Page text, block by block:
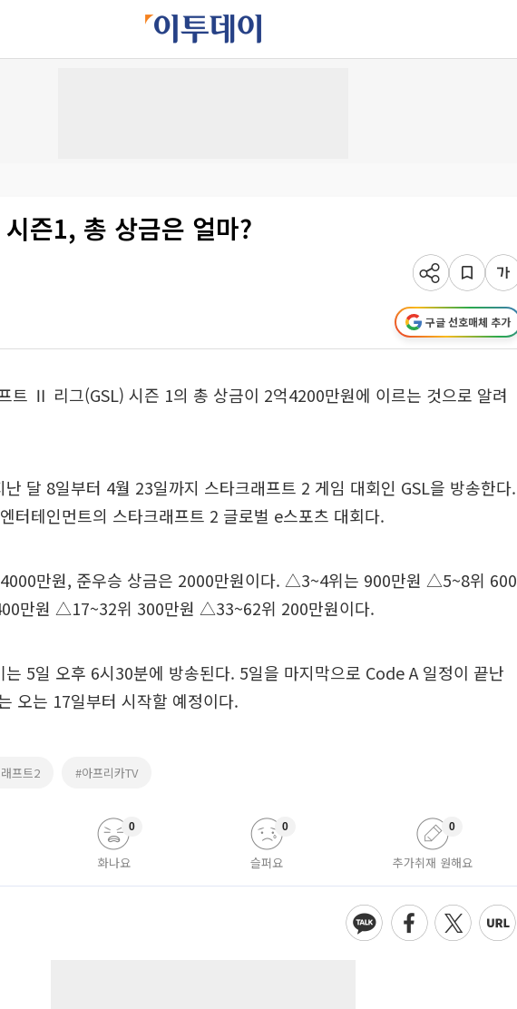
즌1, 총 상금은 얼마?
구글 선호매체 추가
트 Ⅱ 리그(GSL) 시즌 1의 총 상금이 2억4200만원에 이르는 것으로 알려
난 달 8일부터 4월 23일까지 스타크래프트 2 게임 대회인 GSL을 방송한다.
터테인먼트의 스타크래프트 2 글로벌 e스포츠 대회다.
만원, 준우승 상금은 2000만원이다. △3~4위는 900만원 △5~8위 600
만원 △17~32위 300만원 △33~62위 200만원이다.
는 5일 오후 6시30분에 방송된다. 5일을 마지막으로 Code A 일정이 끝난
오는 17일부터 시작할 예정이다.
프트2 #아프리카TV
화나요
0
슬퍼요
0
추가취재 원해요
0